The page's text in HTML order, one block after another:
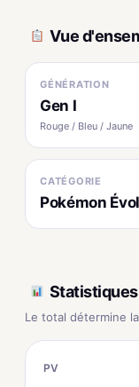
Vue
GÉNÉRATION
Gen I
Rouge / Bleu / Jaune
CATÉGORIE
Pokémon
Statistiques
Le total détermine
PV